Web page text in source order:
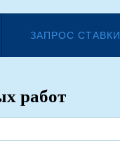
ЗАПРОС СТАВКИ
работ